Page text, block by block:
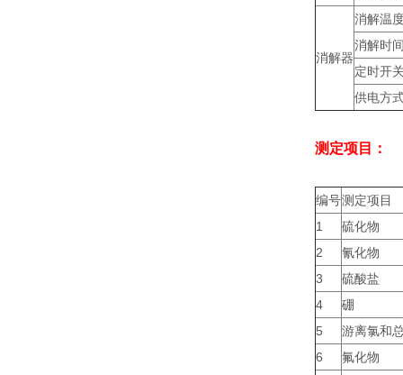
消解器
消解温
消解时
定时开
供电方
测定项目：
编号测定项目
1
硫化物
2
氰化物
3
硫酸盐
4
硼
5
游离氯和
6
氟化物